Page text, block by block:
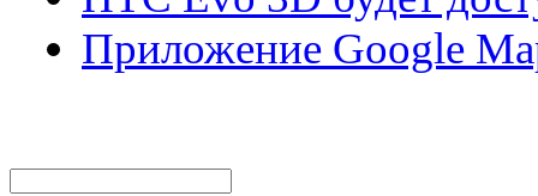
Приложение Google